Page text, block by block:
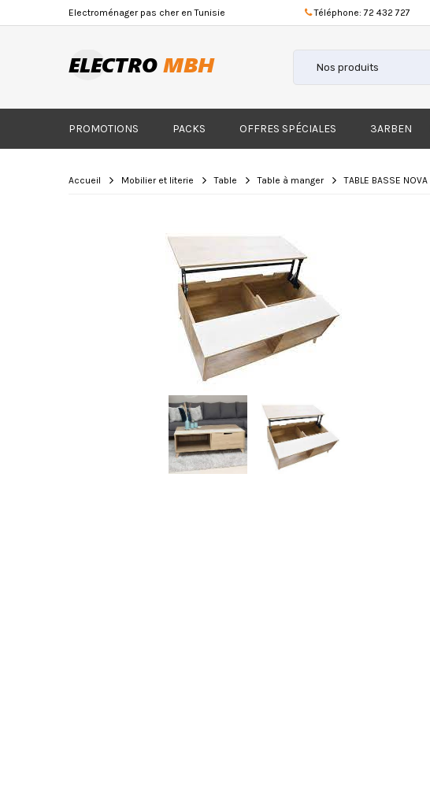
Electroménager pas cher en Tunisie Téléphone: 72 432 727
PROMOTIONS PACKS OFFRES SPÉCIALES 3ARBEN
Accueil Mobilier et literie Table Table à manger TABLE BASSE NOVA